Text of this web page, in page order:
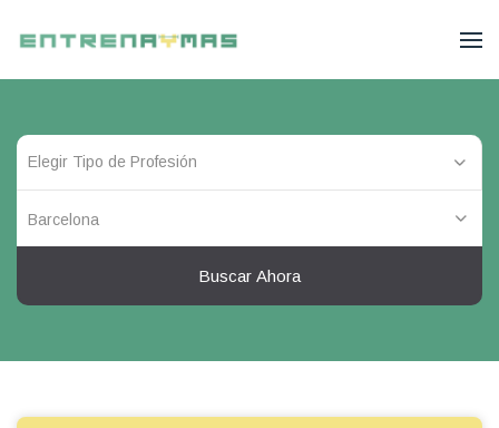
Barcelona
Buscar Ahora